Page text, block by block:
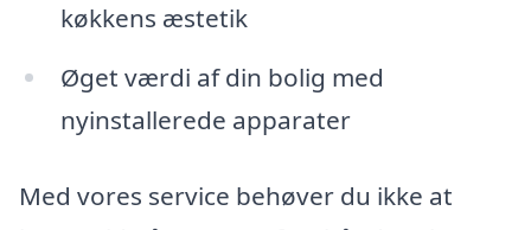
køkkens æstetik
Øget værdi af din bolig med
nyinstallerede apparater
Med vores service behøver du ikke at